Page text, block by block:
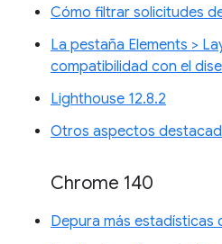
Cómo filtrar solicitudes
La pestaña Elements >
compatibilidad con el
Lighthouse 12.8.2
Otros aspectos
Chrome 140
Depura más estadísticas